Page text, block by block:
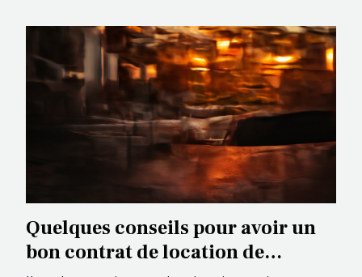
Quelques conseils pour avoir un
bon contrat de location de